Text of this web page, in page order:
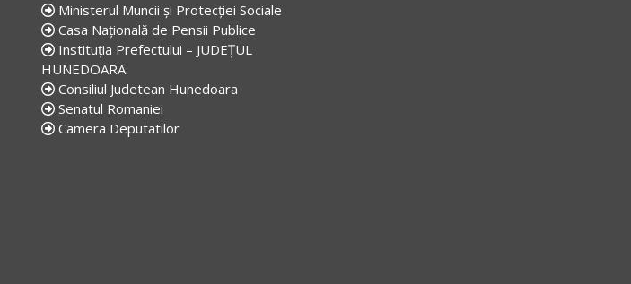
Ministerul Muncii și Protecției Sociale
Casa Națională de Pensii Publice
Instituția Prefectului – JUDEȚUL
HUNEDOARA
Consiliul Judetean Hunedoara
Senatul Romaniei
Camera Deputatilor